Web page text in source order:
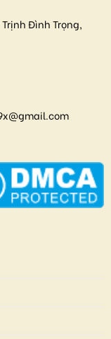
Trịnh Đình Trọng,